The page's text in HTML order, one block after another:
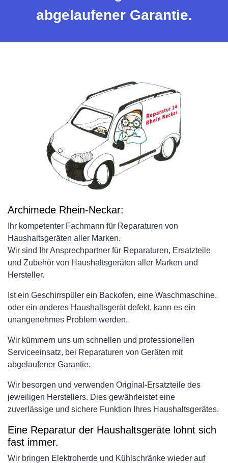
abgelaufener Garantie.
Archimede Rhein-Neckar:
Ihr kompetenter Fachmann für Reparaturen von
Haushaltsgeräten aller Marken.
Wir sind Ihr Ansprechpartner für Reparaturen, Ersatzteile
und Zubehör von Haushaltsgeräten aller Marken und
Hersteller.
Ist ein Geschirrspüler ein Backofen, eine Waschmaschine,
oder ein anderes Haushaltsgerät defekt, kann es ein
unangenehmes Problem werden.
Wir kümmern uns um schnellen und professionellen
Serviceeinsatz, bei Reparaturen von Geräten mit
abgelaufener Garantie.
Wir besorgen und verwenden Original-Ersatzteile des
jeweiligen Herstellers. Dies gewährleistet eine
zuverlässige und sichere Funktion Ihres Haushaltsgerätes.
Eine Reparatur der Haushaltsgeräte lohnt sich
fast immer.
Wir bringen Elektroherde und Kühlschränke wieder auf